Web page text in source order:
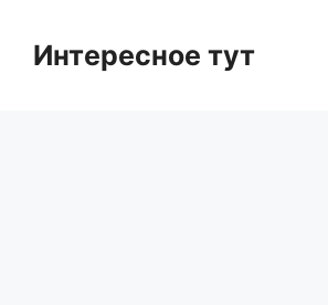
contentИнтересное тут